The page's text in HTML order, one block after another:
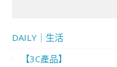
DAILY｜生活
【3C產品】